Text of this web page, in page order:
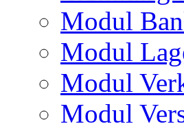
Modul
Modul
Modul
Modul